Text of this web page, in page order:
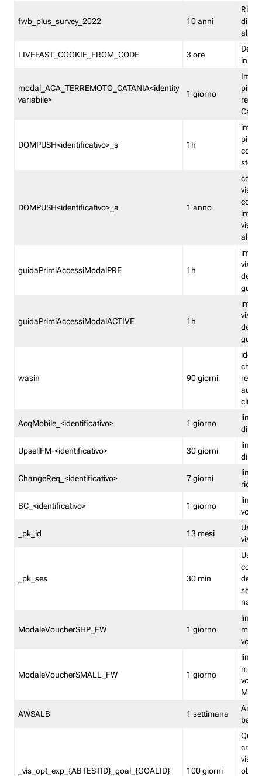
fwb_plus_survey_2022 10 anni
di
LIVEFAST_COOKIE_FROM_CODE 3 ore
in
modal_ACA_TERREMOTO_CATANIA<identity
variabile>
1 giorno
più
DOMPUSH<identificativo>_s 1h
più
DOMPUSH<identificativo>_a 1 anno
guidaPrimiAccessiModalPRE 1h
della
guidaPrimiAccessiModalACTIVE 1h
della
wasin 90 giorni
che
rete
clienti
AcqMobile_<identificativo> 1 giorno
limita
di
UpsellFM-<identificativo> 30 giorni
limita
di
ChangeReq_<identificativo> 7 giorni
limita
BC_<identificativo> 1 giorno
limita
_pk_id 13 mesi
_pk_ses 30 min
ModaleVoucherSHP_FW 1 giorno
ModaleVoucherSMALL_FW 1 giorno
AWSALB 1 settimana
_vis_opt_exp_{ABTESTID}_goal_{GOALID} 100 giorni